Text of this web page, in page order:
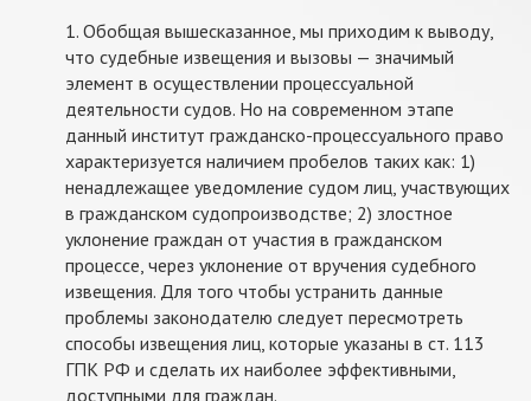
1. Обобщая вышесказанное, мы приходим к выводу,
что судебные извещения и вызовы — значимый
элемент в осуществлении процессуальной
деятельности судов. Но на современном этапе
данный институт гражданско-процессуального право
характеризуется наличием пробелов таких как: 1)
ненадлежащее уведомление судом лиц, участвующих
в гражданском судопроизводстве; 2) злостное
уклонение граждан от участия в гражданском
процессе, через уклонение от вручения судебного
извещения. Для того чтобы устранить данные
проблемы законодателю следует пересмотреть
способы извещения лиц, которые указаны в ст. 113
ГПК РФ и сделать их наиболее эффективными,
доступными для граждан.